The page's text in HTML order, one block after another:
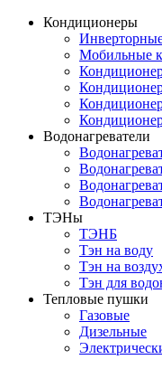
Кондиционеры
Мобильные
Водонагреватели
ТЭНы
ТЭНБ
Тэн на воду
Тэн на
Тэн для
Тепловые пушки
Газовые
Дизельные